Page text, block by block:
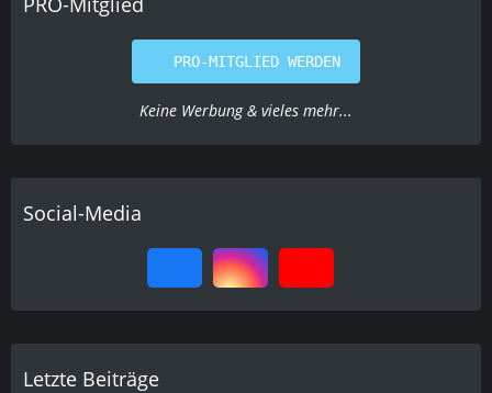
PRO-MITGLIED WERDEN
Keine Werbung & vieles mehr...
Social-Media
Letzte Beiträge